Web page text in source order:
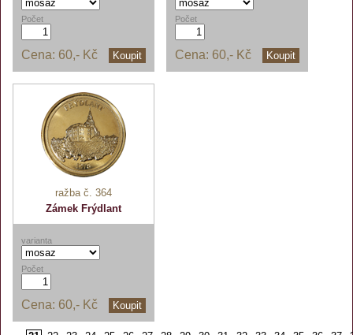
Počet
Koupit
Cena: 60,- Kč
Počet
Koupit
Cena: 60,- Kč
ražba č. 364
Zámek Frýdlant
varianta
Počet
Koupit
Cena: 60,- Kč